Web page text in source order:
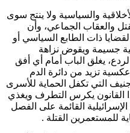
والسياسية ولا ينتج سوى
والعقاب الجماعي، وأن
ذات الطابع السياسي أو
جسيمة ويقوض نزاهة
يغلق الباب أمام أي أفق
تزيد من دائرة الدم
التي تكفل الحماية للأسرى
القانون يكرس التطرف ويغذي
القائمة على الفصل
للمستعمرين القتلة .